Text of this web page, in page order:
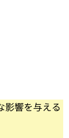
影響を与える